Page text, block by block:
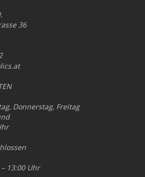
36
Donnerstag, Freitag
13:00 Uhr